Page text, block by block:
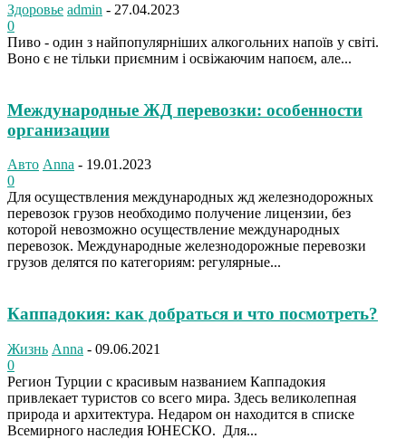
Здоровье admin - 27.04.2023
0
Пиво - один з найпопулярніших алкогольних напоїв у світі.
Воно є не тільки приємним і освіжаючим напоєм, але...
Международные ЖД перевозки: особенности
организации
Авто Anna - 19.01.2023
0
Для осуществления международных жд железнодорожных
перевозок грузов необходимо получение лицензии, без
которой невозможно осуществление международных
перевозок. Международные железнодорожные перевозки
грузов делятся по категориям: регулярные...
Каппадокия: как добраться и что посмотреть?
Жизнь Anna - 09.06.2021
0
Регион Турции с красивым названием Каппадокия
привлекает туристов со всего мира. Здесь великолепная
природа и архитектура. Недаром он находится в списке
Всемирного наследия ЮНЕСКО. Для...